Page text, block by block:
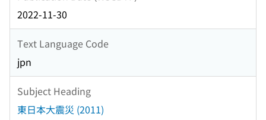
2022-11-30
Text Language Code
jpn
Subject Heading
東日本大震災 (2011)